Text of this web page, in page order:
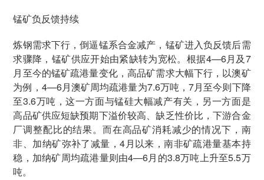
锰矿负反馈持续
炼钢需求下行，倒逼锰系合金减产，锰矿进入负反馈后需
求骤降，锰矿供应开始由紧缺转为宽松。根据4—6月及7
月至今的锰矿疏港量变化，高品矿需求大幅下行，以澳矿
为例，4—6月澳矿周均疏港量为7.6万吨，7月至今则下降
至3.6万吨，这一方面与锰硅大幅减产有关，另一方面是
高品矿供应短缺预期下溢价较高、缺乏性价比，下游合金
厂调整配比的结果。而在高品矿消耗减少的情况下，南
非、加纳矿弥补了减量，4月以来，南非矿疏港量基本持
稳，加纳矿周均疏港量则由4—6月的3.8万吨上升至5.5万
吨。